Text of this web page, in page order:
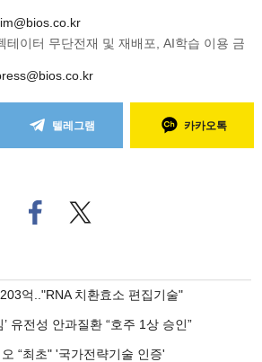
테이터 무단전재 및 재배포, AI학습 이용 금
텔레그램 카카오톡
페
이
로
기
사
유
트위
터로
억.."RNA 치환효소 편집기술"
유전성 안과질환 “호주 1상 승인”
“최초" '국가전략기술 인증'